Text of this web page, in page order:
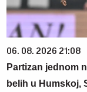
06. 08. 2026 21:08
Partizan jednom
belih u Humskoj,